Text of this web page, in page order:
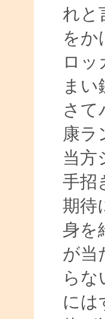
れと
をか
ロッ
まい
さて
康ラ
当方
手招
期待
身を
が当
らな
には